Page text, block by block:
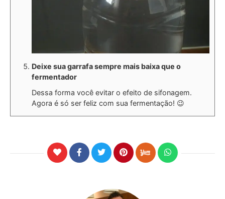
Deixe sua garrafa sempre mais baixa que o
fermentador
Dessa forma você evitar o efeito de sifonagem.
Agora é só ser feliz com sua fermentação! 😉